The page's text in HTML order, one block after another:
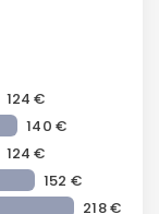
124 €
140 €
124 €
152 €
218 €